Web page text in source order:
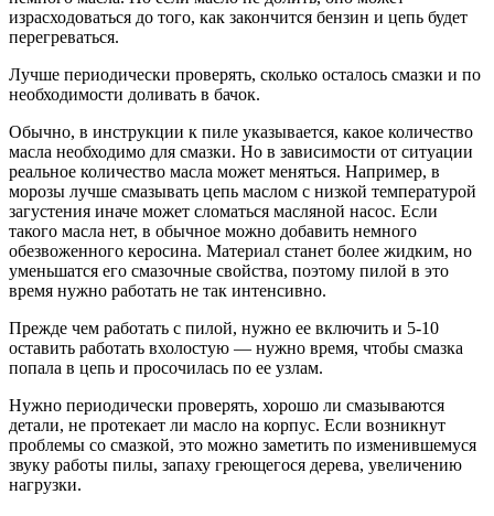
израсходоваться до того, как закончится бензин и цепь будет
перегреваться.
Лучше периодически проверять, сколько осталось смазки и по
необходимости доливать в бачок.
Обычно, в инструкции к пиле указывается, какое количество
масла необходимо для смазки. Но в зависимости от ситуации
реальное количество масла может меняться. Например, в
морозы лучше смазывать цепь маслом с низкой температурой
загустения иначе может сломаться масляной насос. Если
такого масла нет, в обычное можно добавить немного
обезвоженного керосина. Материал станет более жидким, но
уменьшатся его смазочные свойства, поэтому пилой в это
время нужно работать не так интенсивно.
Прежде чем работать с пилой, нужно ее включить и 5-10
оставить работать вхолостую — нужно время, чтобы смазка
попала в цепь и просочилась по ее узлам.
Нужно периодически проверять, хорошо ли смазываются
детали, не протекает ли масло на корпус. Если возникнут
проблемы со смазкой, это можно заметить по изменившемуся
звуку работы пилы, запаху греющегося дерева, увеличению
нагрузки.